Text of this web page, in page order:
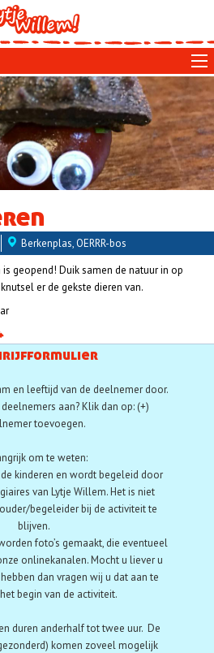
Berkenplas, OERRR-bos
geopend! Duik samen de natuur in op
er de gekste dieren van.
en leeftijd van de deelnemer door.
aan? Klik dan op: (+)
toevoegen.
om te weten:
kinderen en wordt begeleid door
van Lytje Willem. Het is niet
begeleider bij de activiteit te
blijven.
foto’s gemaakt, die eventueel
onlinekanalen. Mocht u liever u
dan vragen wij u dat aan te
begin van de activiteit.
duren anderhalf tot twee uur. De
komen zoveel mogelijk